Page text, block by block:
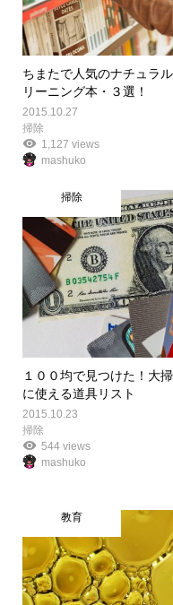
ちまたで人気のナチュラ
リーニング本・３選！
2015.10.27
掃除
1,127 views
mashuko
掃除
１００均で見つけた！大
に使える道具リスト
2015.10.23
掃除
544 views
mashuko
教育